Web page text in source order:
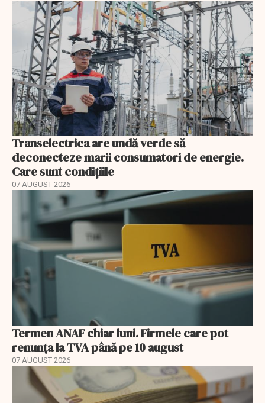
Transelectrica are undă verde să
deconecteze marii consumatori de energie.
Care sunt condițiile
07 AUGUST 2026
Termen ANAF chiar luni. Firmele care pot
renunța la TVA până pe 10 august
07 AUGUST 2026